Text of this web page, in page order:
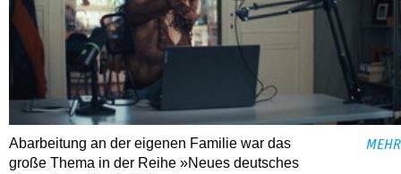
Abarbeitung an der eigenen Familie war das
große Thema in der Reihe »Neues deutsches
MEHR